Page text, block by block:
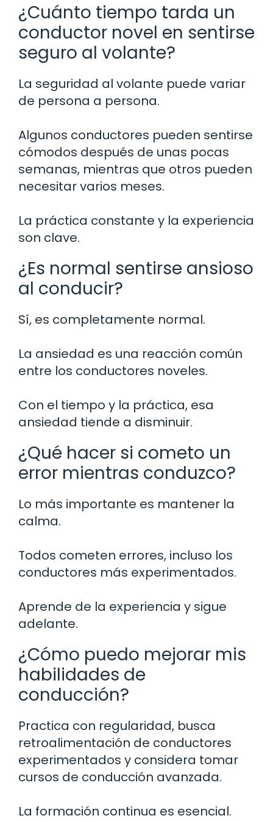
¿Cuánto tiempo tarda un
conductor novel en sentirse
seguro al volante?
La seguridad al volante puede variar
de persona a persona.
Algunos conductores pueden sentirse
cómodos después de unas pocas
semanas, mientras que otros pueden
necesitar varios meses.
La práctica constante y la experiencia
son clave.
¿Es normal sentirse ansioso
al conducir?
Sí, es completamente normal.
La ansiedad es una reacción común
entre los conductores noveles.
Con el tiempo y la práctica, esa
ansiedad tiende a disminuir.
¿Qué hacer si cometo un
error mientras conduzco?
Lo más importante es mantener la
calma.
Todos cometen errores, incluso los
conductores más experimentados.
Aprende de la experiencia y sigue
adelante.
¿Cómo puedo mejorar mis
habilidades de
conducción?
Practica con regularidad, busca
retroalimentación de conductores
experimentados y considera tomar
cursos de conducción avanzada.
La formación continua es esencial.